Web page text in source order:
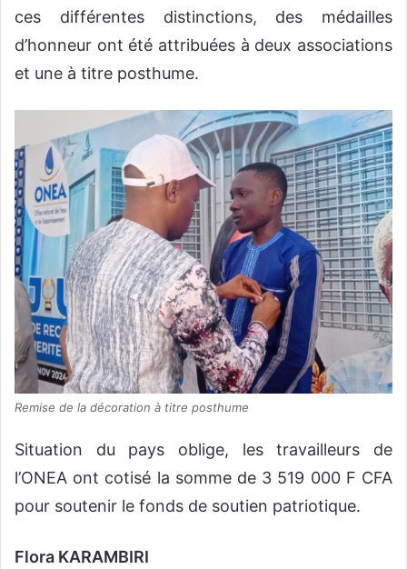
ces différentes distinctions, des médailles
d’honneur ont été attribuées à deux associations
et une à titre posthume.
Remise de la décoration à titre posthume
Situation du pays oblige, les travailleurs de
l’ONEA ont cotisé la somme de 3 519 000 F CFA
pour soutenir le fonds de soutien patriotique.
Flora KARAMBIRI